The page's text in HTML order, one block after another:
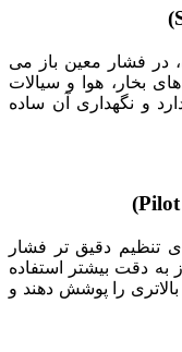
در فشار معین باز می‌
بخار، هوا و سیالات
و نگهداری آن ساده
تنظیم دقیق ‌تر فشار
به دقت بیشتر استفاده
را پوشش دهند و